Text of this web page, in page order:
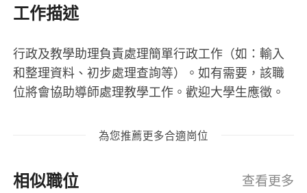
工作描述
行政及教學助理負責處理簡單行政工作（如：輸入
和整理資料、初步處理查詢等）。如有需要，該職
位將會協助導師處理教學工作。歡迎大學生應徵。
為您推薦更多合適崗位
相似職位 查看更多